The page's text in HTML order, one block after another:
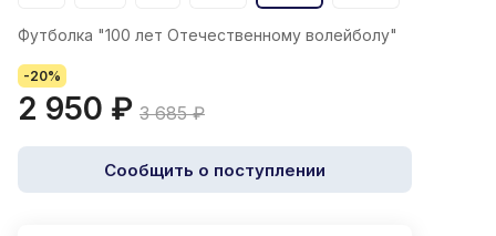
Футболка "100 лет Отечественному волейболу"
-20%
2 950 ₽ 3 685 ₽
Сообщить о поступлении